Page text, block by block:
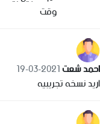
وقت
احمد شعت2021-03-19
اريد نسخه تجريبيه